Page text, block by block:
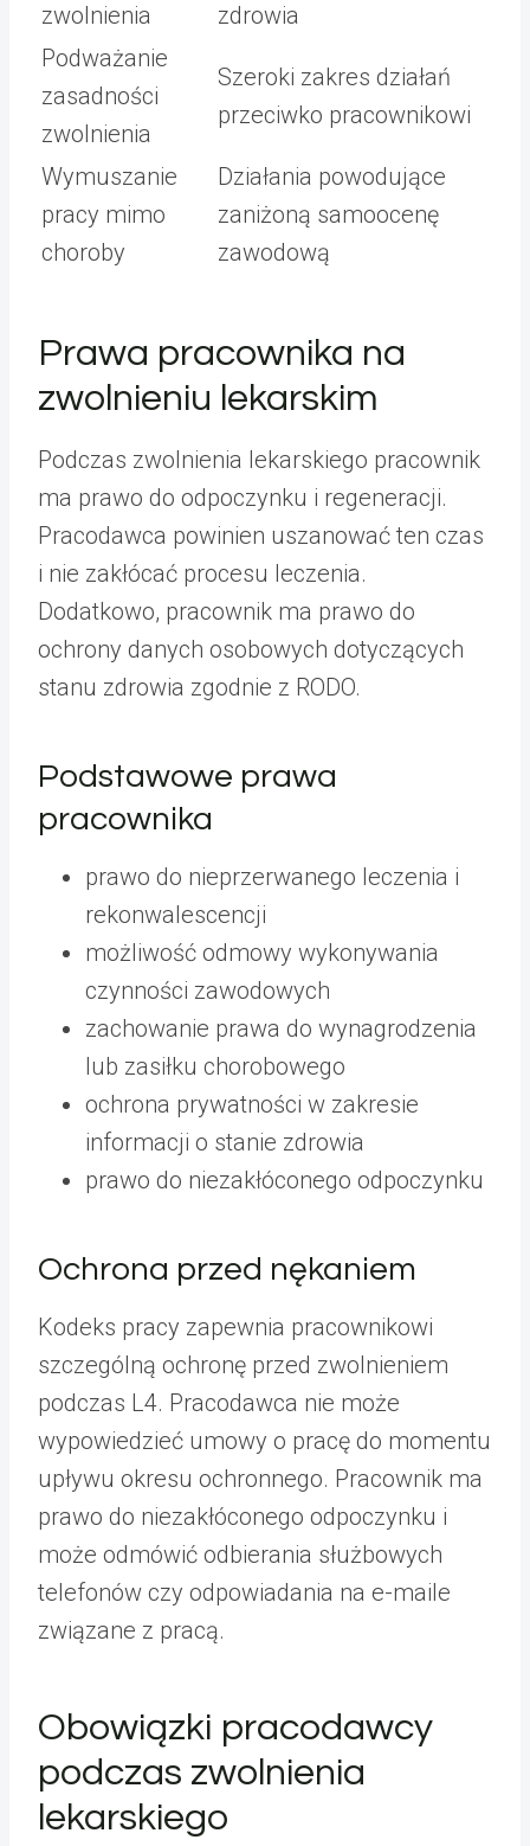
zwolnienia
zdrowia
Podważanie
zasadności
zwolnienia
Szeroki zakres działań
przeciwko pracownikowi
Wymuszanie
pracy mimo
choroby
Działania powodujące
zaniżoną samoocenę
zawodową
Prawa pracownika na
zwolnieniu lekarskim
Podczas zwolnienia lekarskiego pracownik
ma prawo do odpoczynku i regeneracji.
Pracodawca powinien uszanować ten czas
i nie zakłócać procesu leczenia.
Dodatkowo, pracownik ma prawo do
ochrony danych osobowych dotyczących
stanu zdrowia zgodnie z RODO.
Podstawowe prawa
pracownika
prawo do nieprzerwanego leczenia i
rekonwalescencji
możliwość odmowy wykonywania
czynności zawodowych
zachowanie prawa do wynagrodzenia
lub zasiłku chorobowego
ochrona prywatności w zakresie
informacji o stanie zdrowia
prawo do niezakłóconego odpoczynku
Ochrona przed nękaniem
Kodeks pracy zapewnia pracownikowi
szczególną ochronę przed zwolnieniem
podczas L4. Pracodawca nie może
wypowiedzieć umowy o pracę do momentu
upływu okresu ochronnego. Pracownik ma
prawo do niezakłóconego odpoczynku i
może odmówić odbierania służbowych
telefonów czy odpowiadania na e-maile
związane z pracą.
Obowiązki pracodawcy
podczas zwolnienia
lekarskiego